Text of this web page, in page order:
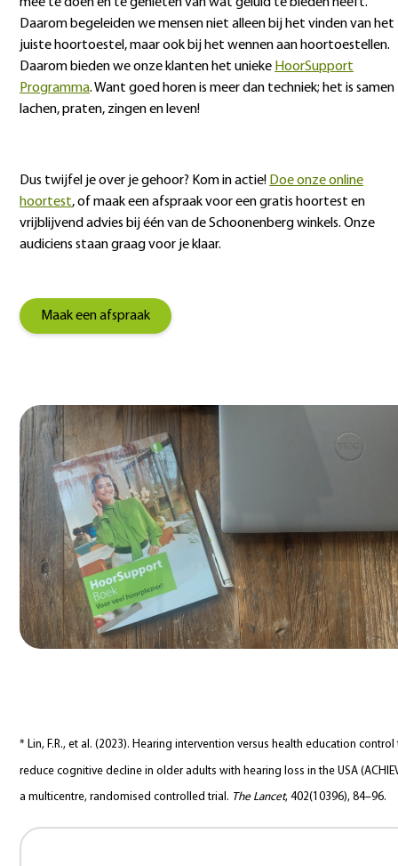
Daarom begeleiden we mensen niet alleen bij het vinden van het
juiste hoortoestel, maar ook bij het wennen aan hoortoestellen.
Daarom bieden we onze klanten het unieke HoorSupport
Programma. Want goed horen is meer dan techniek; het is samen
lachen, praten, zingen en leven!
Dus twijfel je over je gehoor? Kom in actie! Doe onze online
hoortest, of maak een afspraak voor een gratis hoortest en
vrijblijvend advies bij één van de Schoonenberg winkels. Onze
audiciens staan graag voor je klaar.
Maak een afspraak
* Lin, F.R., et al. (2023). Hearing intervention versus health education control
reduce cognitive decline in older adults with hearing loss in the USA
a multicentre, randomised controlled trial. The Lancet, 402(10396), 84–96.